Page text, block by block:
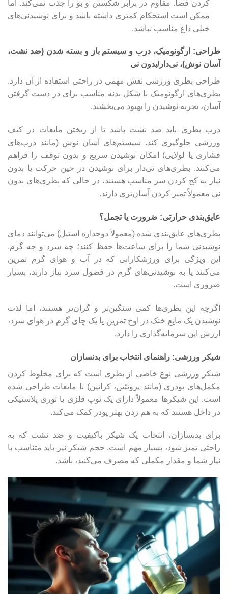
کردن فضا. مقاوم در برابر شکستن و بو را جذب نمی‌کند. اما
ممکن است استحکام کمتری داشته باشد و برای نوشیدنی‌های
خیلی داغ مناسب نباشد.
طراحی: ارگونومیک، درب و سیستم باز و بسته شدن (ضد نشت،
آسان نوش)، نی‌دار/بدون نی
طراحی بطری ورزشی نقش مهمی در راحتی استفاده از آن دارد.
بطری‌های ارگونومیک با شکل بدنه مناسب برای در دست گرفتن
آسان، تجربه نوشیدن را بهبود می‌بخشند.
درب بطری باید ضد نشت باشد تا از ریختن مایعات در کیف
ورزشی جلوگیری کند. سیستم‌های آسان نوش (مانند درب‌های
فشاری یا لولایی) امکان نوشیدن سریع و بدون توقف را فراهم
می‌کنند. بطری‌های نی‌دار برای نوشیدن در حین حرکت یا بدون
نیاز به کج کردن سر مناسب هستند، در حالی که بطری‌های بدون
نی معمولاً تمیز کردن آسان‌تری دارند.
عایق‌بندی حرارتی: ضرورت یا تجمل؟
بطری‌های عایق‌بندی شده (معمولاً دوجداره استیل) می‌توانند دمای
نوشیدنی شما را برای ساعت‌ها حفظ کنند؛ چه سرد و چه گرم.
این ویژگی برای ورزشکارانی که در آب و هوای گرم تمرین
می‌کنند یا به نوشیدنی‌های گرم در فصول سرد نیاز دارند، بسیار
ضروری است.
اگرچه این بطری‌ها کمی سنگین‌تر و گران‌تر هستند، اما لذت
نوشیدن یک مایع خنک در اوج تمرین یا یک چای گرم در هوای سرد،
ارزش این سرمایه‌گذاری را دارد.
شیکر ورزشی: راهنمای انتخاب برای بدنسازان
شیکر ورزشی نوع خاصی از بطری است که برای مخلوط کردن
مکمل‌های پودری (مانند پروتئین، کراتین) با مایعات طراحی شده
است. این شیکرها معمولاً دارای یک توپ فلزی یا توری پلاستیکی
در داخل هستند که به هم زدن بهتر پودر کمک می‌کند.
برای بدنسازان، انتخاب یک شیکر باکیفیت و ضد نشت که به
راحتی تمیز شود، بسیار مهم است. حجم شیکر نیز باید متناسب با
نیاز شما و مقدار مکملی که مصرف می‌کنید، باشد.